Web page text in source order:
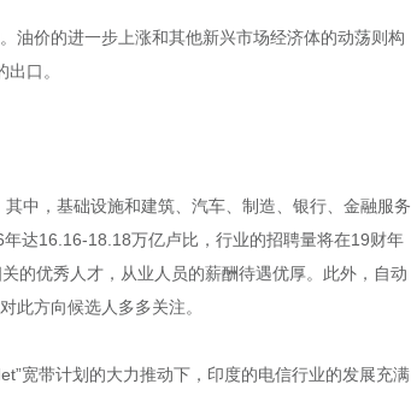
油价的进一步上涨和其他新兴市场经济体的动荡则构
口。
中，基础设施和建筑、汽车、制造、银行、金融服务
达16.16-18.18万亿卢比，行业的招聘量将在19财年
的优秀人才，从业人员的薪酬待遇优厚。此外，自动
此方向候选人多多关注。
宽带计划的大力推动下，印度的电信行业的发展充满